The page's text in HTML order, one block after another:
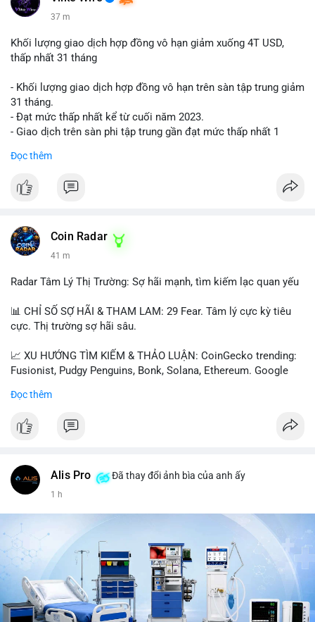
37 m
Khối lượng giao dịch hợp đồng vô hạn giảm xuống 4T USD,
thấp nhất 31 tháng
- Khối lượng giao dịch hợp đồng vô hạn trên sàn tập trung giảm
31 tháng.
- Đạt mức thấp nhất kể từ cuối năm 2023.
- Giao dịch trên sàn phi tập trung gần đạt mức thấp nhất 1
#vlikevn #titanbot
Đọc thêm
Coin Radar
41 m
Radar Tâm Lý Thị Trường: Sợ hãi mạnh, tìm kiếm lạc quan yếu
📊 CHỈ SỐ SỢ HÃI & THAM LAM: 29 Fear. Tâm lý cực kỳ tiêu
cực. Thị trường sợ hãi sâu.
📈 XU HƯỚNG TÌM KIẾM & THẢO LUẬN: CoinGecko trending:
Fusionist, Pudgy Penguins, Bonk, Solana, Ethereum. Google
tiêu, vũ khí hạt nhân, đội tuyển Brasil, cúp U20 Châu Á.
UFC 310, Premier League, Champions League, NCAA Football,
MrBeast, Google. Binance Square: nhiều post về lệnh long, lợi
nhuận, $HFT/$SKYAI, $RIVER, $WLD, $ALLO, Top trader 30
💬 DÒNG CHẢY TIN TỨC & TRUYỀN THÔNG: Telegram
CoinTelegraph: Saylor nói Bitcoin không cần rõ ràng, Mỹ cần
rõ ràng; CEX futures volume giảm xuống $4 tỷ trong tháng 7,
thấp nhất từ tháng 12/2023; Prophet Market ra mắt thị trường
dự đoán human vs AI; Trump nói crypto làเรื่อง lớn, người dùng
Đọc thêm
Alis Pro Đã thay đổi ảnh bìa của anh ấy
1 h